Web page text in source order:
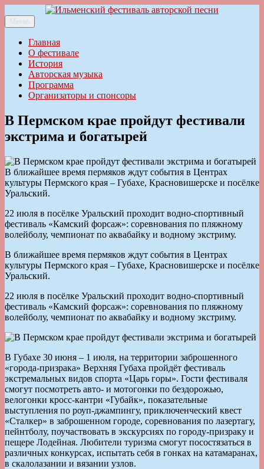
к
содержимому
Ильменский фестиваль авторской песни
Меню
Главная
О фестивале
История
Авторская музыка
Программа
Организаторы и спонсоры
В Пермском крае пройдут фестивали
экстрима и богатырей
В ближайшее время пермяков ждут события в Центрах
культуры Пермского края – Губахе, Красновишерске и посёлке
Уральский.
22 июля в посёлке Уральский проходит водно-спортивный
фестиваль «Камский форсаж»: соревнования по пляжному
волейболу, чемпионат по аквабайку и водному экстриму.
В ближайшее время пермяков ждут события в Центрах
культуры Пермского края – Губахе, Красновишерске и посёлке
Уральский.
22 июля в посёлке Уральский проходит водно-спортивный
фестиваль «Камский форсаж»: соревнования по пляжному
волейболу, чемпионат по аквабайку и водному экстриму.
В Губахе 30 июня – 1 июля, на территории заброшенного
«города-призрака» Верхняя Губаха пройдёт фестиваль
экстремальных видов спорта «Царь горы». Гости фестиваля
смогут посмотреть авто- и мотогонки по бездорожью,
велогонки кросс-кантри «Губайк», показательные
выступления по роуп-джампингу, приключенческий квест
«Сталкер» в заброшенном городе, соревнования по лазертагу,
пейнтболу, поучаствовать в экскурсиях по городу-призраку и
пещере Лодейная. Любители туризма смогут посостязаться в
различных конкурсах, испытать себя в гонках на катамаранах,
в скалолазании и вязании узлов.